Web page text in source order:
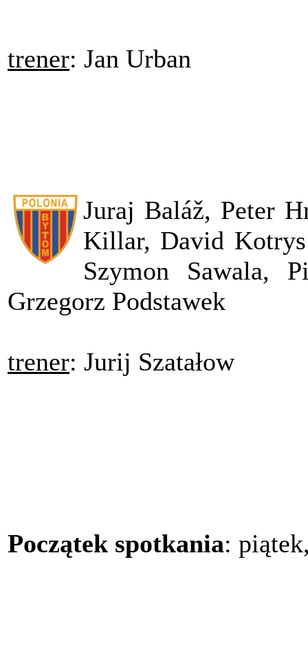
trener: Jan Urban
Juraj Baláž, Peter
Killar, David
Szymon Sawala,
Grzegorz Podstawek
trener: Jurij Szatałow
Początek spotkania: